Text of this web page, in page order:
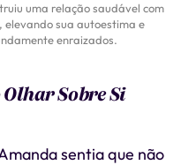
uma relação saudável com
elevando sua autoestima e
enraizados.
Sobre Si
sentia que não